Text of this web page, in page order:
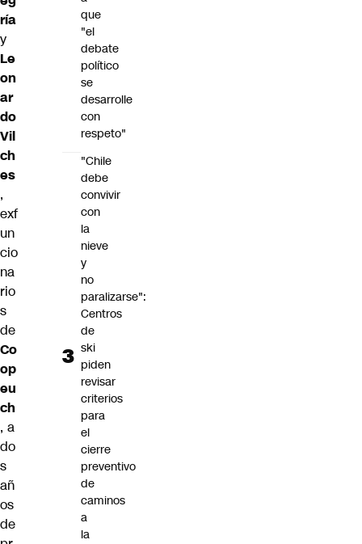
ría
y
Le
on
ar
do
Vil
ch
es
,
exf
un
cio
na
rio
s
de
Co
op
eu
ch
, a
do
s
añ
os
de
que
"el
debate
político
se
desarrolle
con
respeto"
"Chile
debe
convivir
con
la
nieve
y
no
paralizarse":
Centros
de
ski
piden
revisar
criterios
para
el
cierre
preventivo
de
caminos
a
la